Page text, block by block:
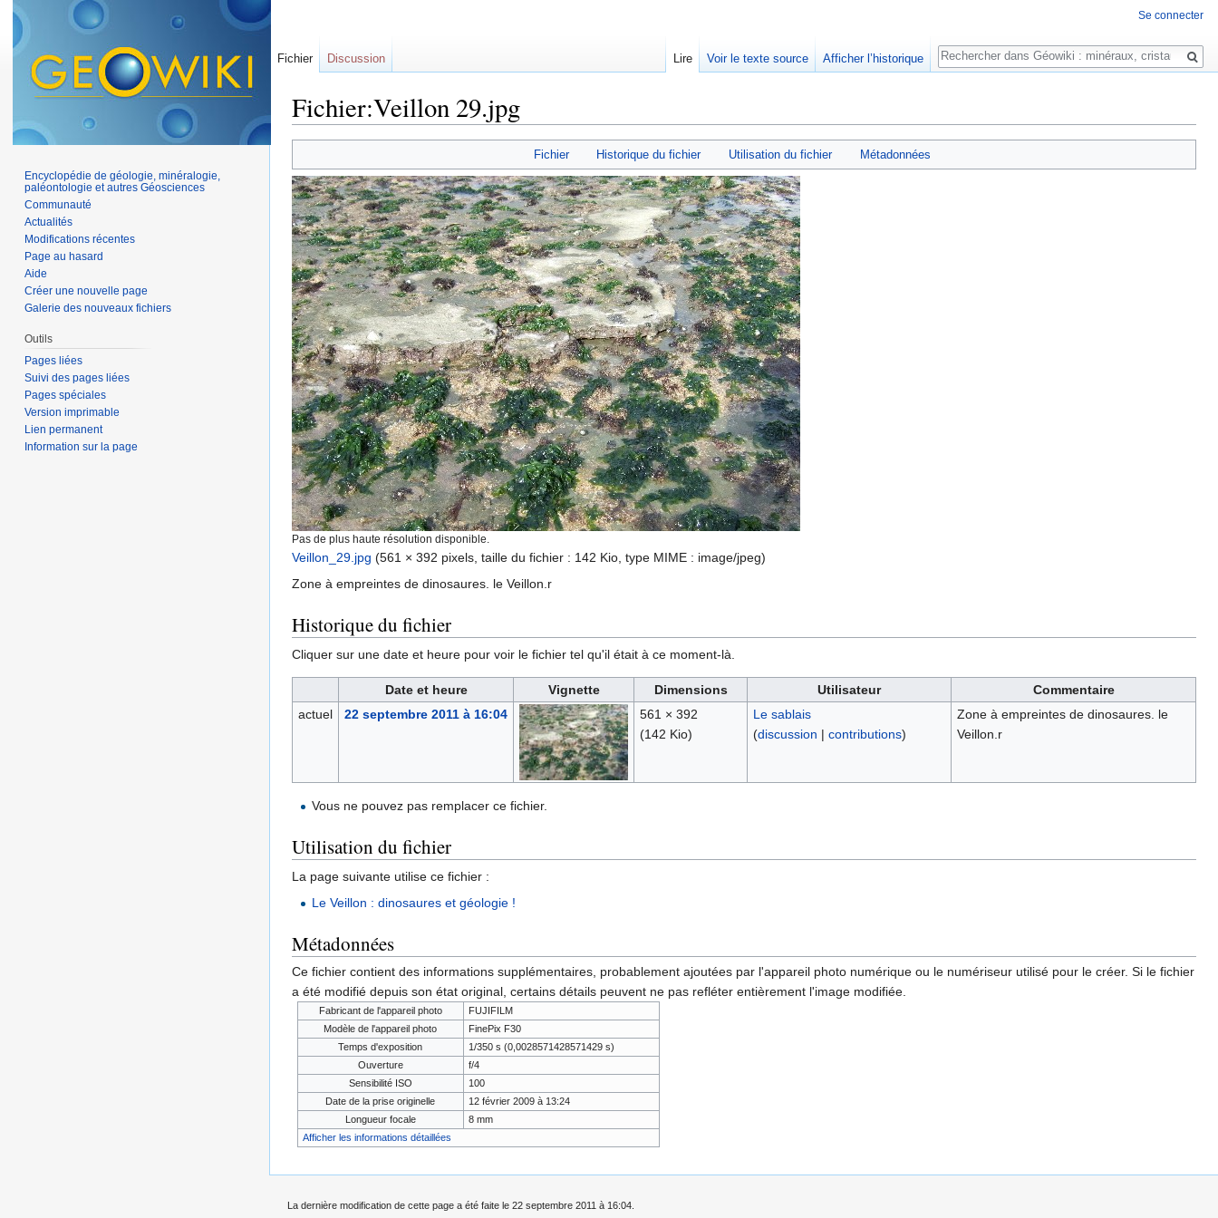
Fichier:Veillon 29.jpg
Fichier Historique du fichier Utilisation du fichier Métadonnées
Pas de plus haute résolution disponible.
Veillon_29.jpg (561 × 392 pixels, taille du fichier : 142 Kio, type MIME : image/jpeg)
Zone à empreintes de dinosaures. le Veillon.r
Historique du fichier
Cliquer sur une date et heure pour voir le fichier tel qu'il était à ce moment-là.
Date et heure Vignette Dimensions Utilisateur
Commentaire
actuel
22 septembre 2011 à 16:04
561 × 392
(142 Kio)
Le sablais
(discussion | contributions)
Zone à empreintes de dinosaures. le
Veillon.r
Vous ne pouvez pas remplacer ce fichier.
Utilisation du fichier
La page suivante utilise ce fichier :
Le Veillon : dinosaures et géologie !
Métadonnées
Ce fichier contient des informations supplémentaires, probablement ajoutées par l'appareil photo numérique ou le numériseur utilisé pour le créer. Si le fichier
a été modifié depuis son état original, certains détails peuvent ne pas refléter entièrement l'image modifiée.
Fabricant de l'appareil photo
FUJIFILM
Modèle de l'appareil photo
FinePix F30
Temps d'exposition
1/350 s (0,0028571428571429 s)
Ouverture
f/4
Sensibilité ISO
100
Date de la prise originelle
12 février 2009 à 13:24
Longueur focale
8 mm
Afficher les informations détaillées
Se connecter
Fichier Discussion Lire Voir le texte source Afficher l’historique
Rechercher
Encyclopédie de géologie, minéralogie,
paléontologie et autres Géosciences
Communauté
Actualités
Modifications récentes
Page au hasard
Aide
Créer une nouvelle page
Galerie des nouveaux fichiers
Outils
Pages liées
Suivi des pages liées
Pages spéciales
Version imprimable
Lien permanent
Information sur la page
La dernière modification de cette page a été faite le 22 septembre 2011 à 16:04.